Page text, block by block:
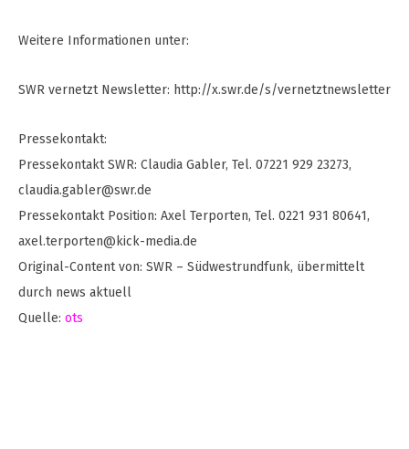
Weitere Informationen unter:
SWR vernetzt Newsletter: http://x.swr.de/s/vernetztnewsletter
Pressekontakt:
Pressekontakt SWR: Claudia Gabler, Tel. 07221 929 23273,
claudia.gabler@swr.de
Pressekontakt Position: Axel Terporten, Tel. 0221 931 80641,
axel.terporten@kick-media.de
Original-Content von: SWR – Südwestrundfunk, übermittelt
durch news aktuell
Quelle: ots